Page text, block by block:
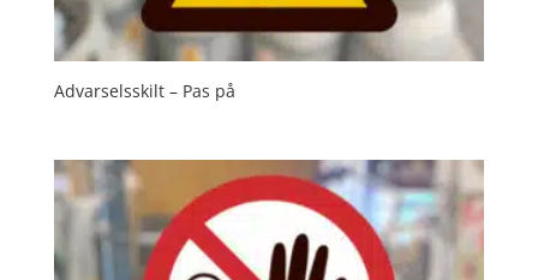
Advarselsskilt – Pas på